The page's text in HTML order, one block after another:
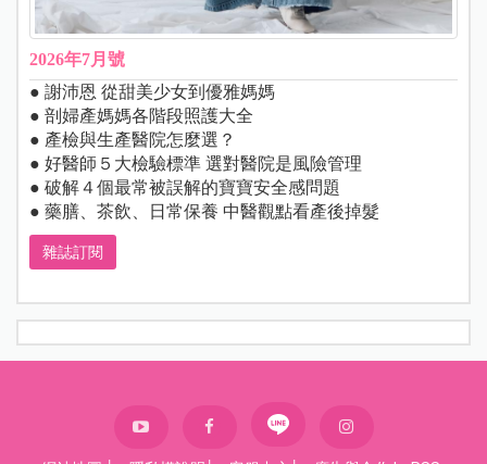
2026年7月號
● 謝沛恩 從甜美少女到優雅媽媽
● 剖婦產媽媽各階段照護大全
● 產檢與生產醫院怎麼選？
● 好醫師５大檢驗標準 選對醫院是風險管理
● 破解４個最常被誤解的寶寶安全感問題
● 藥膳、茶飲、日常保養 中醫觀點看產後掉髮
雜誌訂閱